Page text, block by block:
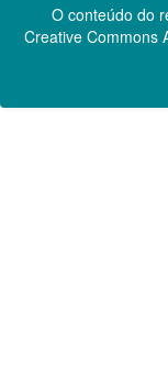
O conteúdo do
Creative Commons